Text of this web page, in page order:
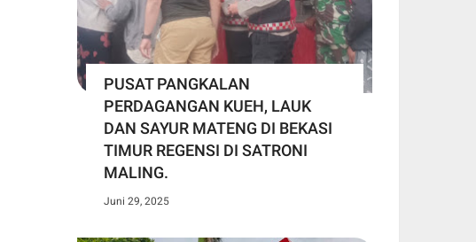
PUSAT PANGKALAN
PERDAGANGAN KUEH, LAUK
DAN SAYUR MATENG DI BEKASI
TIMUR REGENSI DI SATRONI
MALING.
Juni 29, 2025